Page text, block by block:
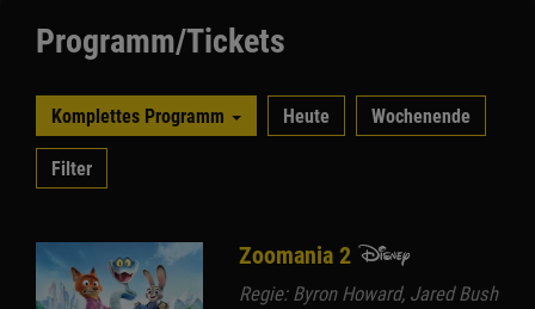
Programm/Tickets
Komplettes Programm Heute Wochenende
Filter
Zoomania 2
Regie: Byron Howard, Jared Bush